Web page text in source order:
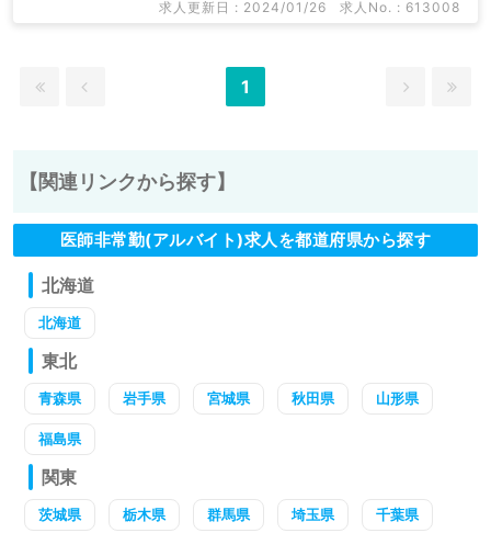
求人更新日 : 2024/01/26 求人No. : 613008
1
【関連リンクから探す】
医師非常勤(アルバイト)求人を都道府県から探す
北海道
北海道
東北
青森県 岩手県 宮城県 秋田県 山形県
福島県
関東
茨城県 栃木県 群馬県 埼玉県 千葉県